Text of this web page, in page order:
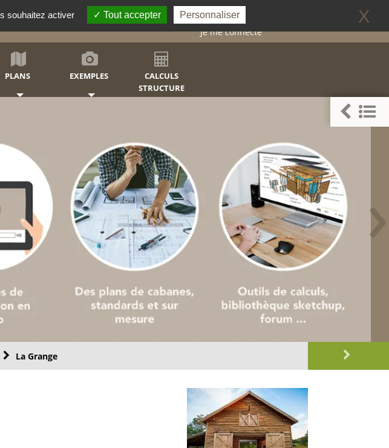
Je me connecte
PLANS EXEMPLES
CALCULS
STRUCTURE
›
La Grange
souhaitez activer Tout accepter Personnaliser X